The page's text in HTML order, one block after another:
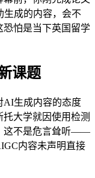
成的内容，会不
恐怕是当下英国留学
课题
AI生成内容的态度
大学就因使用检测
这不是危言耸听——
内容未声明直接